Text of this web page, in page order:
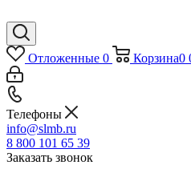
Отложенные 0 Корзина0
Телефоны
info@slmb.ru
8 800 101 65 39
Заказать звонок